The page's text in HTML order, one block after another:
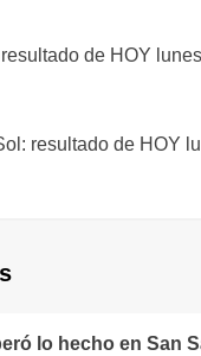
de HOY
resultado de HOY
lo hecho en San